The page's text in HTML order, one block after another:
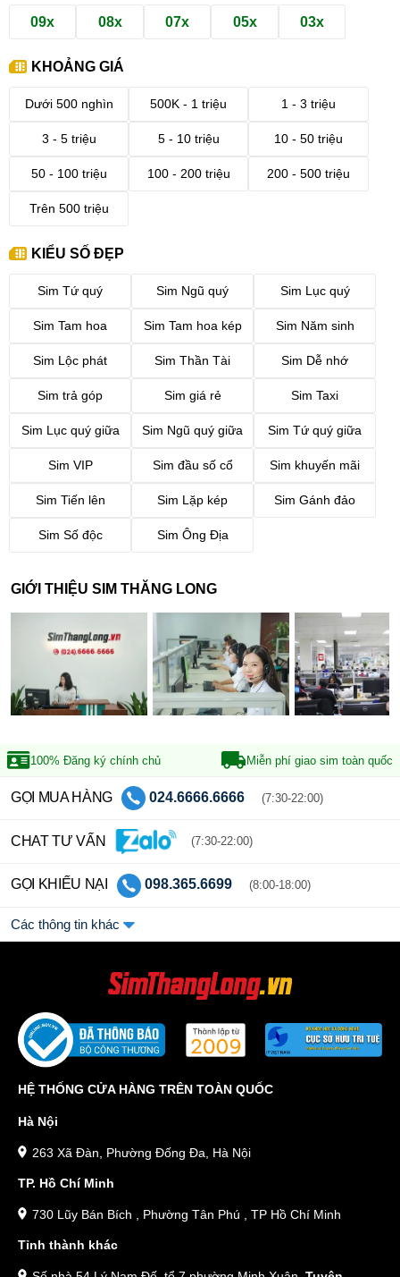
09x 08x 07x 05x 03x
KHOẢNG GIÁ
Dưới 500 nghìn 500K - 1 triệu 1 - 3 triệu
3 - 5 triệu 5 - 10 triệu 10 - 50 triệu
50 - 100 triệu 100 - 200 triệu 200 - 500 triệu
Trên 500 triệu
KIỂU SỐ ĐẸP
Sim Tứ quý Sim Ngũ quý Sim Lục quý
Sim Tam hoa Sim Tam hoa kép Sim Năm sinh
Sim Lộc phát Sim Thần Tài Sim Dễ nhớ
Sim trả góp Sim giá rẻ Sim Taxi
Sim Lục quý giữa Sim Ngũ quý giữa Sim Tứ quý giữa
Sim VIP Sim đầu số cổ Sim khuyến mãi
Sim Tiến lên Sim Lặp kép Sim Gánh đảo
Sim Số độc Sim Ông Địa
GIỚI THIỆU SIM THĂNG LONG
100% Đăng ký chính chủ Miễn phí giao sim toàn quốc
GỌI MUA HÀNG 024.6666.6666 (7:30-22:00)
CHAT TƯ VẤN (7:30-22:00)
GỌI KHIẾU NẠI 098.365.6699 (8:00-18:00)
Các thông tin khác
HỆ THỐNG CỬA HÀNG TRÊN TOÀN QUỐC
Hà Nội
263 Xã Đàn, Phường Đống Đa, Hà Nội
TP. Hồ Chí Minh
730 Lũy Bán Bích , Phường Tân Phú , TP Hồ Chí Minh
Tỉnh thành khác